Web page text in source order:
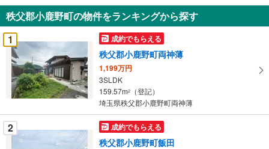
知
を
受
け
取
る
・
条
件
を
マ
秩父郡小鹿野町の物件をランキングから探す
1
成約でもらえる
秩父郡小鹿野町両神薄
1,199万円
3SLDK
159.57m2
（登記）
埼玉県秩父郡小鹿野町両神薄
2 成約でもらえる
秩父郡小鹿野町飯田